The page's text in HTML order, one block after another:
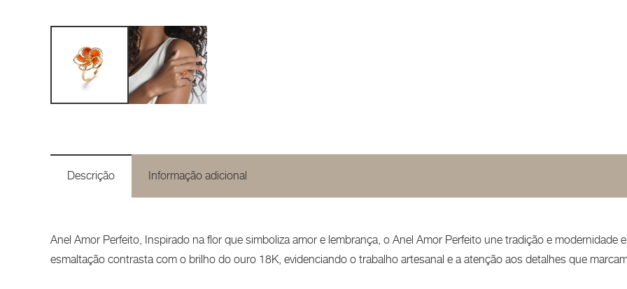
Descrição Informação adicional
Anel Amor Perfeito, Inspirado na flor que simboliza amor e lembrança, o Anel Amor Perfeito une tradição e
esmaltação contrasta com o brilho do ouro 18K, evidenciando o trabalho artesanal e a atenção aos detalhes que